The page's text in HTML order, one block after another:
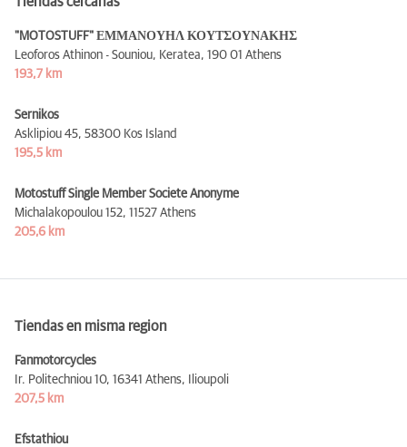
"MOTOSTUFF" ΕΜΜΑΝΟΥΗΛ ΚΟΥΤΣΟΥΝΑΚΗΣ
Leoforos Athinon - Souniou, Keratea, 190 01 Athens
193,7 km
Sernikos
Asklipiou 45, 58300 Kos Island
195,5 km
Motostuff Single Member Societe Anonyme
Michalakopoulou 152, 11527 Athens
205,6 km
Tiendas en misma region
Fanmotorcycles
Ir. Politechniou 10, 16341 Athens, Ilioupoli
207,5 km
Efstathiou